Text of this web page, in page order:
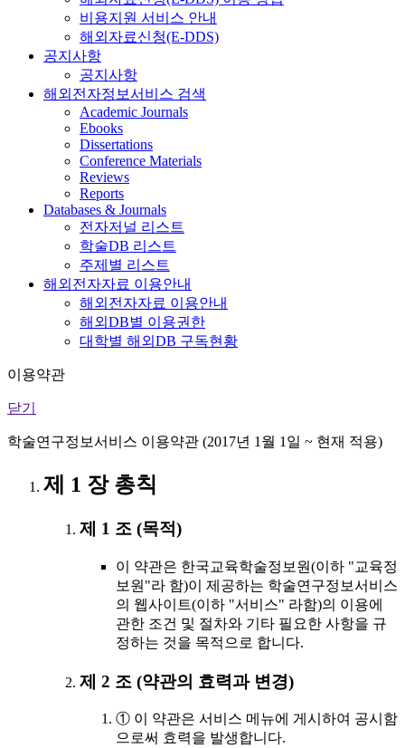
비용지원 서비스 안내
해외자료신청(E-DDS)
공지사항
공지사항
해외전자정보서비스 검색
Academic Journals
Ebooks
Dissertations
Conference Materials
Reviews
Reports
Databases & Journals
전자저널 리스트
학술DB 리스트
주제별 리스트
해외전자자료 이용안내
해외전자자료 이용안내
해외DB별 이용권한
대학별 해외DB 구독현황
이용약관
닫기
학술연구정보서비스 이용약관 (2017년 1월 1일 ~ 현재 적용)
제 1 장 총칙
제 1 조 (목적)
이 약관은 한국교육학술정보원(이하 "교육정
보원"라 함)이 제공하는 학술연구정보서비스
의 웹사이트(이하 "서비스" 라함)의 이용에
관한 조건 및 절차와 기타 필요한 사항을 규
정하는 것을 목적으로 합니다.
제 2 조 (약관의 효력과 변경)
① 이 약관은 서비스 메뉴에 게시하여 공시함
으로써 효력을 발생합니다.